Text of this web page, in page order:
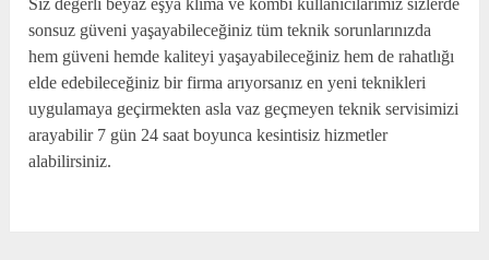
Siz değerli beyaz eşya klima ve kombi kullanıcılarımız sizlerde
sonsuz güveni yaşayabileceğiniz tüm teknik sorunlarınızda
hem güveni hemde kaliteyi yaşayabileceğiniz hem de rahatlığı
elde edebileceğiniz bir firma arıyorsanız en yeni teknikleri
uygulamaya geçirmekten asla vaz geçmeyen teknik servisimizi
arayabilir 7 gün 24 saat boyunca kesintisiz hizmetler
alabilirsiniz.